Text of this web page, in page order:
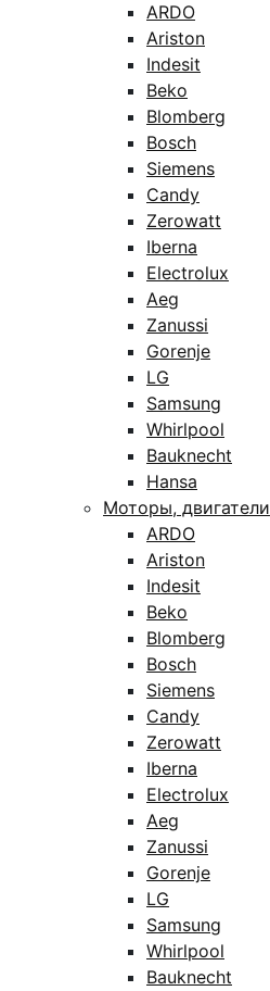
ARDO
Ariston
Indesit
Beko
Blomberg
Bosch
Siemens
Candy
Zerowatt
Iberna
Electrolux
Aeg
Zanussi
Gorenje
LG
Samsung
Whirlpool
Bauknecht
Hansa
Моторы, двигатели
ARDO
Ariston
Indesit
Beko
Blomberg
Bosch
Siemens
Candy
Zerowatt
Iberna
Electrolux
Aeg
Zanussi
Gorenje
LG
Samsung
Whirlpool
Bauknecht